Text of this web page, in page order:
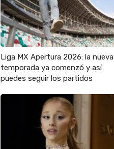
Liga MX Apertura 2026: la nueva
temporada ya comenzó y así
puedes seguir los partidos